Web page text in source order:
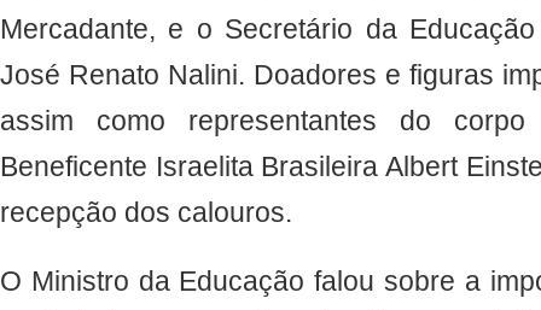
Mercadante, e o Secretário da
José Renato Nalini. Doadores e figuras
assim como representantes do
Beneficente Israelita Brasileira Albert
recepção dos calouros.
O Ministro da Educação falou sobre a